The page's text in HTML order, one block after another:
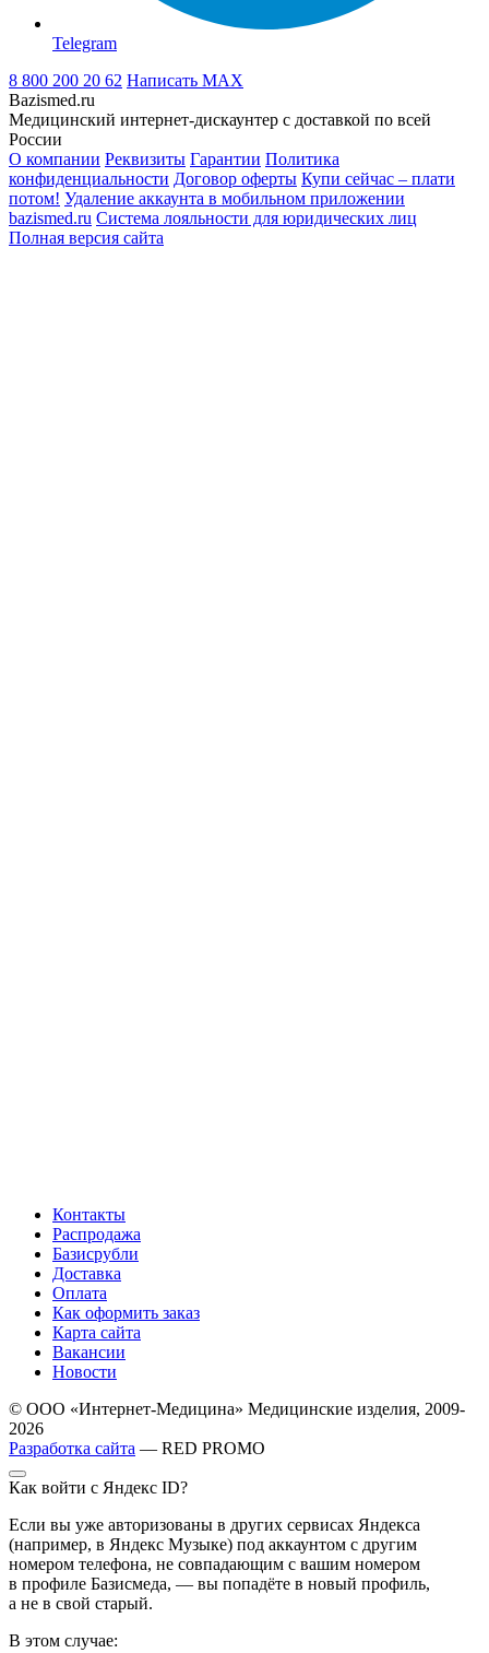
Telegram
8 800 200 20 62 Написать MAX
Bazismed.ru
Медицинский интернет-дискаунтер с доставкой по всей
России
О компании Реквизиты Гарантии Политика
конфиденциальности Договор оферты Купи сейчас – плати
потом! Удаление аккаунта в мобильном приложении
bazismed.ru Система лояльности для юридических лиц
Полная версия сайта
Контакты
Распродажа
Базисрубли
Доставка
Оплата
Как оформить заказ
Карта сайта
Вакансии
Новости
© ООО «Интернет-Медицина» Медицинские изделия, 2009-
2026
Разработка сайта — RED PROMO
Как войти с Яндекс ID?
Если вы уже авторизованы в других сервисах Яндекса
(например, в Яндекс Музыке) под аккаунтом с другим
номером телефона, не совпадающим с вашим номером
в профиле Базисмеда, — вы попадёте в новый профиль,
а не в свой старый.
В этом случае: